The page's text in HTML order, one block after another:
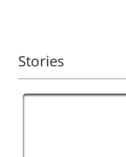
முதலீடுகள்:
Stories